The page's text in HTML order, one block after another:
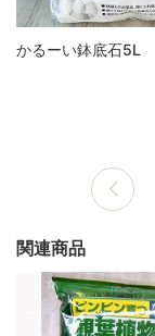
かるーい鉢底石5L
関連商品